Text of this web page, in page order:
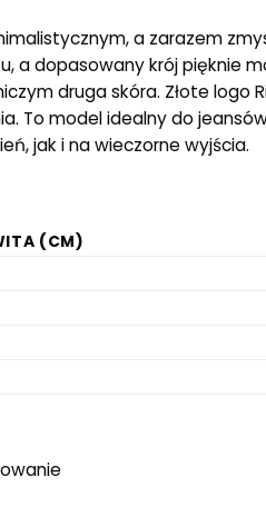
a zarazem
a dopasowany krój pięknie
druga skóra. Złote logo
To model idealny do
jak i na wieczorne wyjścia.
(CM)